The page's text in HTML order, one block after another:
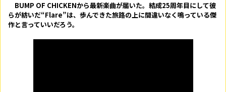
BUMP OF CHICKENから最新楽曲が届いた。結成25周年目にして彼
らが紡いだ“Flare”は、歩んできた旅路の上に間違いなく鳴っている傑
作と言っていいだろう。